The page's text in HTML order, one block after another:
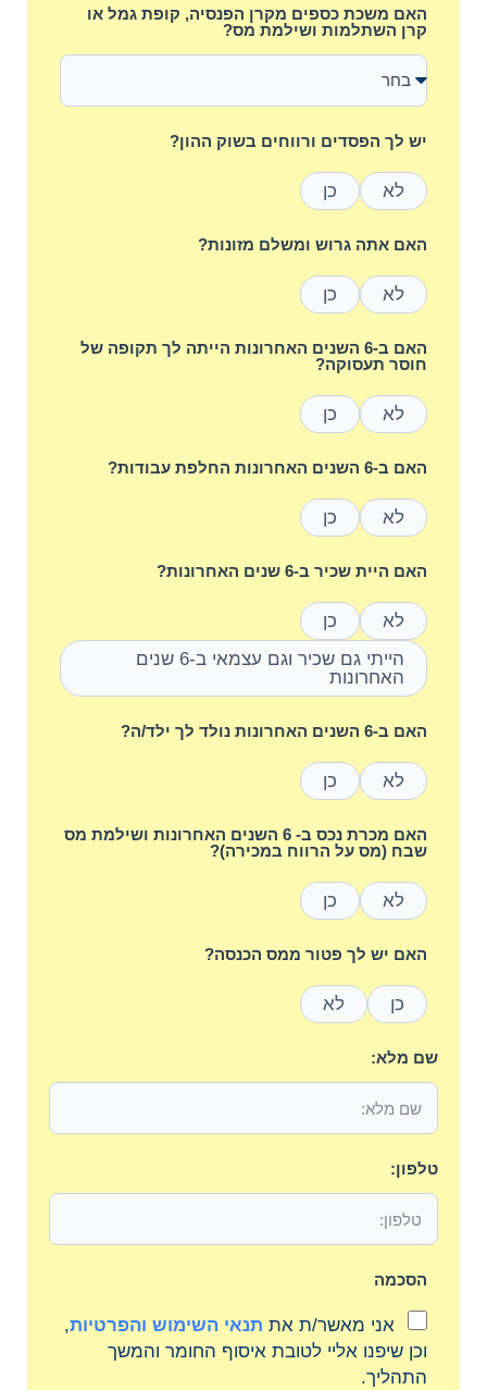
האם משכת כספים מקרן הפנסיה, קופת גמל או
קרן השתלמות ושילמת מס?
יש לך הפסדים ורווחים בשוק ההון?
לא כן
האם אתה גרוש ומשלם מזונות?
לא כן
האם ב-6 השנים האחרונות הייתה לך תקופה של
חוסר תעסוקה?
לא כן
האם ב-6 השנים האחרונות החלפת עבודות?
לא כן
האם היית שכיר ב-6 שנים האחרונות?
לא
כן
הייתי גם שכיר וגם עצמאי ב-6 שנים
האחרונות
האם ב-6 השנים האחרונות נולד לך ילד/ה?
לא כן
האם מכרת נכס ב- 6 השנים האחרונות ושילמת מס
שבח (מס על הרווח במכירה)?
לא כן
האם יש לך פטור ממס הכנסה?
כן לא
שם מלא:
טלפון:
הסכמה
אני מאשר/ת את תנאי השימוש והפרטיות,
וכן שיפנו אליי לטובת איסוף החומר והמשך
התהליך.